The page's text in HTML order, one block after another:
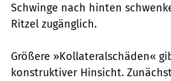
Schwinge nach hinten
Ritzel zugänglich.
Größere »Kollateralschäden«
konstruktiver Hinsicht.